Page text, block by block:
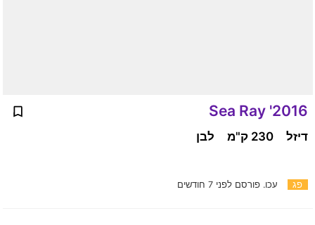
2016' Sea Ray
פג עכו.פורסם לפני 7 חודשים
דיזל 230 ק"מ לבן